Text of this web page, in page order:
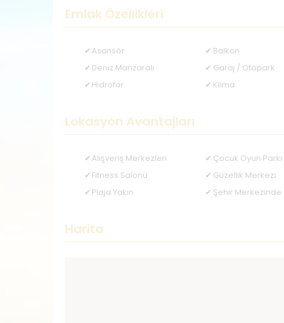
Emlak Özellikleri
Asansör Balkon
Deniz Manzaralı
Garaj / Otopark
Hidrofor
Klima
Lokasyon Avantajları
Alışveriş Merkezleri Çocuk Oyun Parkı
Fitness Salonu
Güzellik Merkezi
Plaja Yakın
Şehir Merkezinde
Harita